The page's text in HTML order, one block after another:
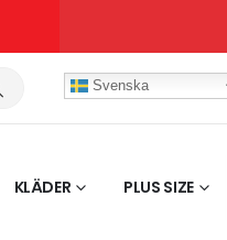
Svenska
KLÄDER PLUS SIZE